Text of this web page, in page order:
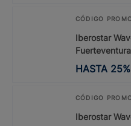
CÓDIGO
Iberostar
Fuerteventura
HASTA 25%
CÓDIGO
Iberostar